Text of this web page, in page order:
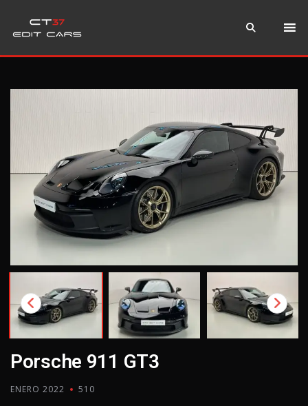
Porsche 911 GT3
ENERO 2022 510
Instagram
WhatsApp
Teléfono